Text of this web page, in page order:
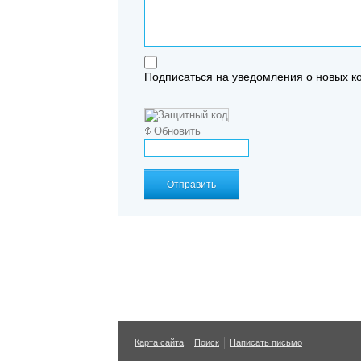
Подписаться на уведомления о новых
Обновить
Отправить
Карта сайта Поиск Написать письмо